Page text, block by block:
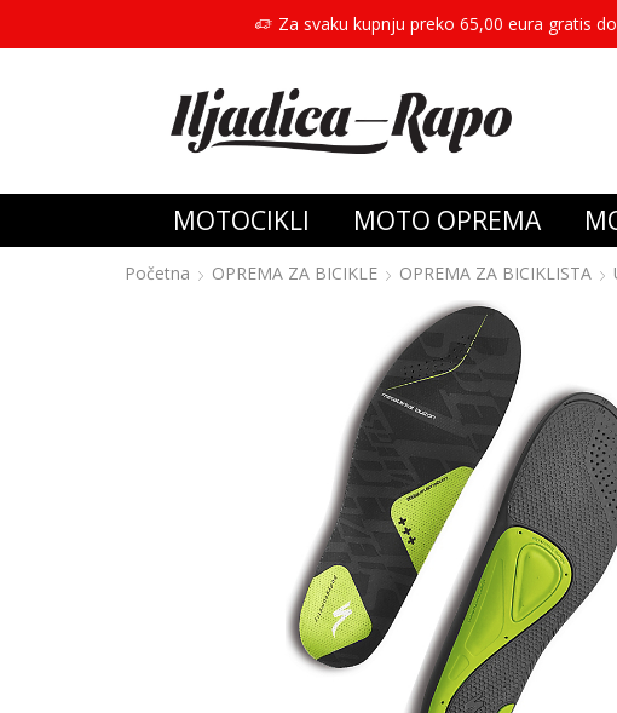
Za svaku kupnju preko 65,00 eura gratis
MOTOCIKLI MOTO OPREMA
Početna OPREMA ZA BICIKLE OPREMA ZA BICIKLISTA